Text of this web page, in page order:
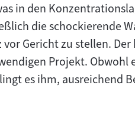
in den
die schockierende
Gericht zu stellen.
Projekt. Obwohl
es ihm, ausreichend